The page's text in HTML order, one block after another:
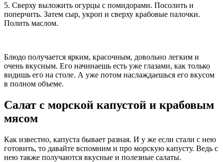
5. Сверху выложить огурцы с помидорами. Посолить и
поперчить. Затем сыр, укроп и сверху крабовые палочки.
Полить маслом.
Блюдо получается ярким, красочным, довольно легким и
очень вкусным. Его начинаешь есть уже глазами, как только
видишь его на столе. А уже потом наслаждаешься его вкусом
в полном объеме.
Салат с морской капустой и крабовым
мясом
Как известно, капуста бывает разная. И у же если стали с нею
готовить, то давайте вспомним и про морскую капусту. Ведь с
нею также получаются вкусные и полезные салаты.